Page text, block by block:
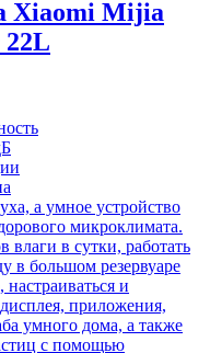
Xiaomi Mijia
а умное устройство
микроклимата.
влаги в сутки, работать
в большом резервуаре
и
приложения,
умного дома, а также
с помощью